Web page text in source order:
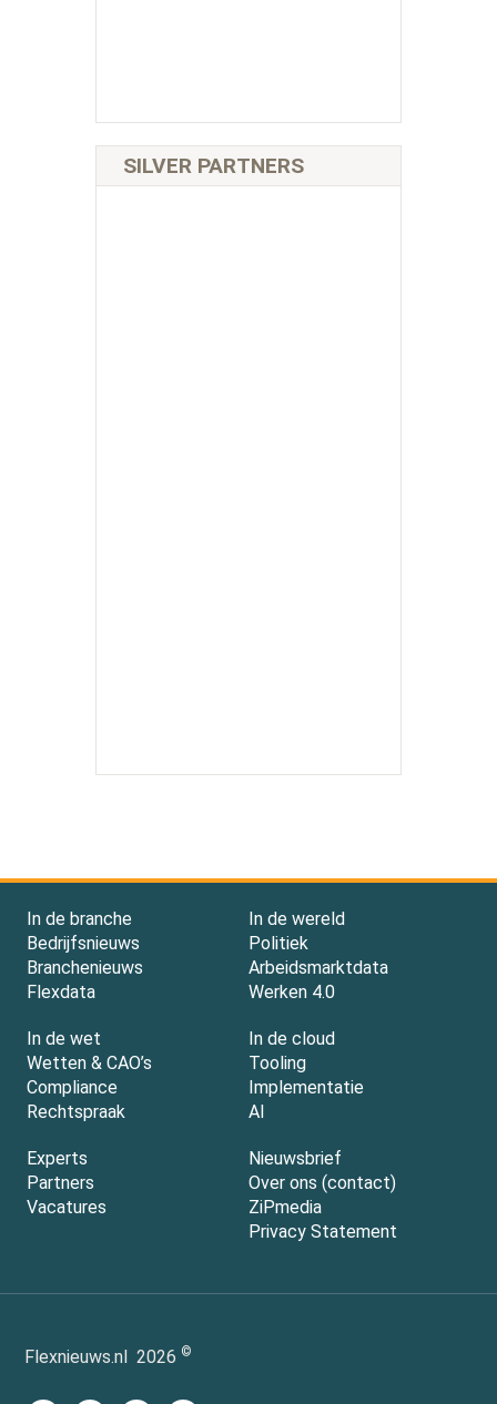
SILVER PARTNERS
In de branche
Bedrijfsnieuws
Branchenieuws
Flexdata
In de wereld
Politiek
Arbeidsmarktdata
Werken 4.0
In de wet
Wetten & CAO’s
Compliance
Rechtspraak
In de cloud
Tooling
Implementatie
AI
Experts
Partners
Vacatures
Nieuwsbrief
Over ons (contact)
ZiPmedia
Privacy Statement
Flexnieuws.nl 2026 ©